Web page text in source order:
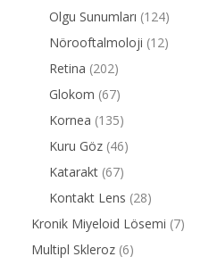
Olgu Sunumları (124)
Nörooftalmoloji (12)
Retina (202)
Glokom (67)
Kornea (135)
Kuru Göz (46)
Katarakt (67)
Kontakt Lens (28)
Kronik Miyeloid Lösemi (7)
Multipl Skleroz (6)